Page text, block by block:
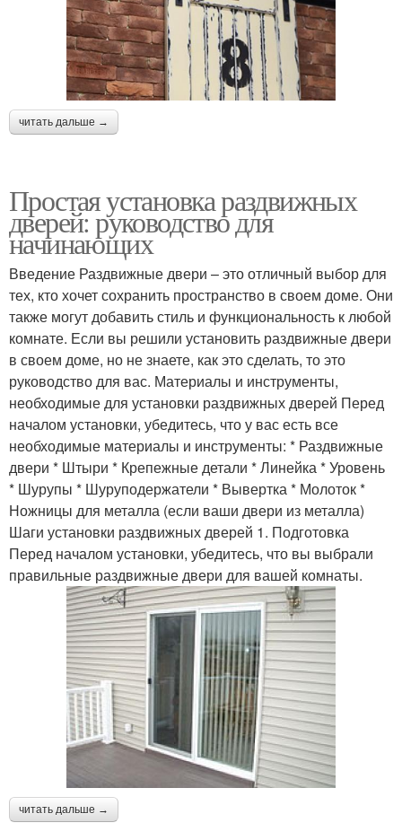
читать дальше →
Простая установка раздвижных
дверей: руководство для
начинающих
Введение Раздвижные двери – это отличный выбор для
тех, кто хочет сохранить пространство в своем доме. Они
также могут добавить стиль и функциональность к любой
комнате. Если вы решили установить раздвижные двери
в своем доме, но не знаете, как это сделать, то это
руководство для вас. Материалы и инструменты,
необходимые для установки раздвижных дверей Перед
началом установки, убедитесь, что у вас есть все
необходимые материалы и инструменты: * Раздвижные
двери * Штыри * Крепежные детали * Линейка * Уровень
* Шурупы * Шуруподержатели * Вывертка * Молоток *
Ножницы для металла (если ваши двери из металла)
Шаги установки раздвижных дверей 1. Подготовка
Перед началом установки, убедитесь, что вы выбрали
правильные раздвижные двери для вашей комнаты.
читать дальше →